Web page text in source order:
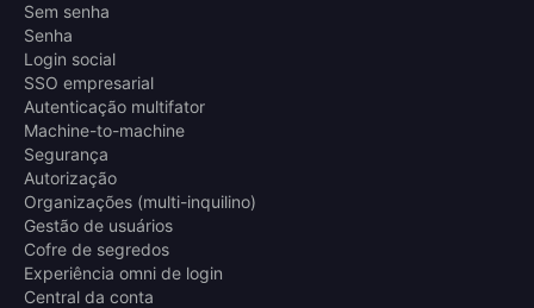
Sem senha
Senha
Login social
SSO empresarial
Autenticação multifator
Machine-to-machine
Segurança
Autorização
Organizações (multi-inquilino)
Gestão de usuários
Cofre de segredos
Experiência omni de login
Central da conta